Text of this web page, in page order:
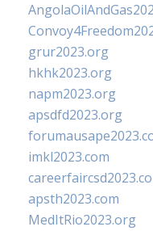
grur2023.org
hkhk2023.org
napm2023.org
apsdfd2023.org
imkl2023.com
apsth2023.com
MedItRio2023.org